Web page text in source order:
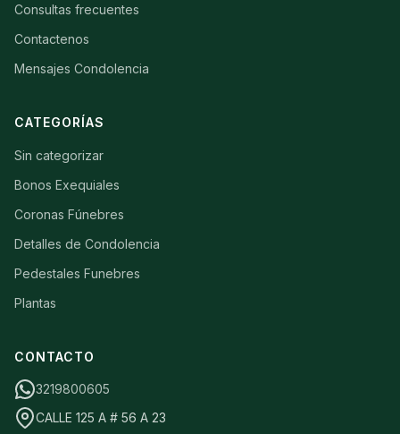
Consultas frecuentes
Contactenos
Mensajes Condolencia
CATEGORÍAS
Sin categorizar
Bonos Exequiales
Coronas Fúnebres
Detalles de Condolencia
Pedestales Funebres
Plantas
CONTACTO
3219800605
CALLE 125 A # 56 A 23